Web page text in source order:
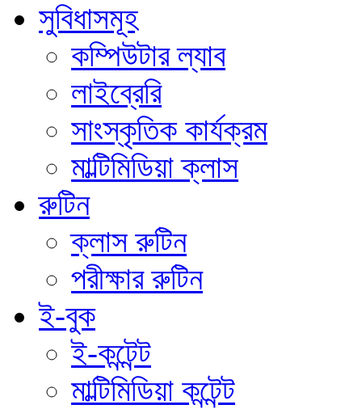
সুবিধাসমূহ
কম্পিউটার ল্যাব
লাইব্রেরি
সাংস্কৃতিক কার্যক্রম
মাল্টিমিডিয়া ক্লাস
রুটিন
ক্লাস রুটিন
পরীক্ষার রুটিন
ই-বুক
ই-কন্টেন্ট
মাল্টিমিডিয়া কন্টেন্ট